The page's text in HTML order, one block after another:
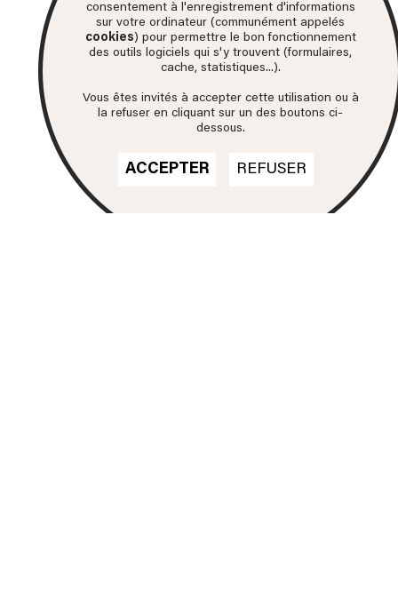
consentement à l'enregistrement d'informations
sur votre ordinateur (communément appelés
cookies) pour permettre le bon fonctionnement
des outils logiciels qui s'y trouvent (formulaires,
cache, statistiques...).
Vous êtes invités à accepter cette utilisation ou à
la refuser en cliquant sur un des boutons ci-
dessous.
ACCEPTER REFUSER